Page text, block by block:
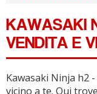
KAWASAKI
VENDITA E
Kawasaki Ninja h2
vicino a te. Qui